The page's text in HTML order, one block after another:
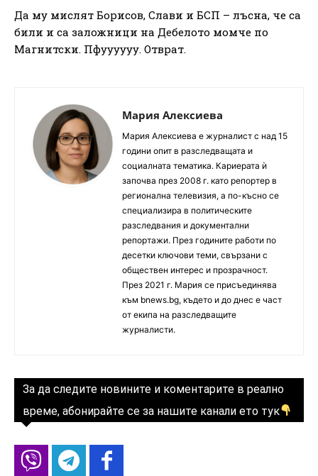
Да му мислят Борисов, Слави и БСП – лъсна, че са
били и са заложници на Дебелото момче по
Магнитски. Пфуууууу. Отврат.
Мария Алексиева
Мария Алексиева е журналист с над 15
години опит в разследващата и
социалната тематика. Кариерата ѝ
започва през 2008 г. като репортер в
регионална телевизия, а по-късно се
специализира в политическите
разследвания и документални
репортажи. През годините работи по
десетки ключови теми, свързани с
обществен интерес и прозрачност.
През 2021 г. Мария се присъединява
към bnews.bg, където и до днес е част
от екипа на разследващите
журналисти.
За да следите новините и коментарите в реално
време, абонирайте се за нашите канали ето тук